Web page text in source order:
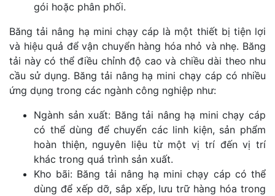
gói hoặc phân phối.
Băng tải nâng hạ mini chạy cáp là một thiết bị tiện lợi
và hiệu quả để vận chuyển hàng hóa nhỏ và nhẹ. Băng
tải này có thể điều chỉnh độ cao và chiều dài theo nhu
cầu sử dụng. Băng tải nâng hạ mini chạy cáp có nhiều
ứng dụng trong các ngành công nghiệp như:
Ngành sản xuất: Băng tải nâng hạ mini chạy cáp
có thể dùng để chuyển các linh kiện, sản phẩm
hoàn thiện, nguyên liệu từ một vị trí đến vị trí
khác trong quá trình sản xuất.
Kho bãi: Băng tải nâng hạ mini chạy cáp có thể
dùng để xếp dỡ, sắp xếp, lưu trữ hàng hóa trong